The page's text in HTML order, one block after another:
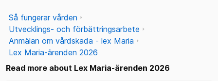
Så fungerar vården
Utvecklings- och förbättringsarbete
Anmälan om vårdskada - lex Maria
Lex Maria-ärenden 2026
Read more about Lex Maria-ärenden 2026